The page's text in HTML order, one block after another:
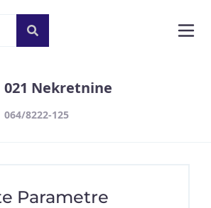
021 Nekretnine
064/8222-125
Parametre